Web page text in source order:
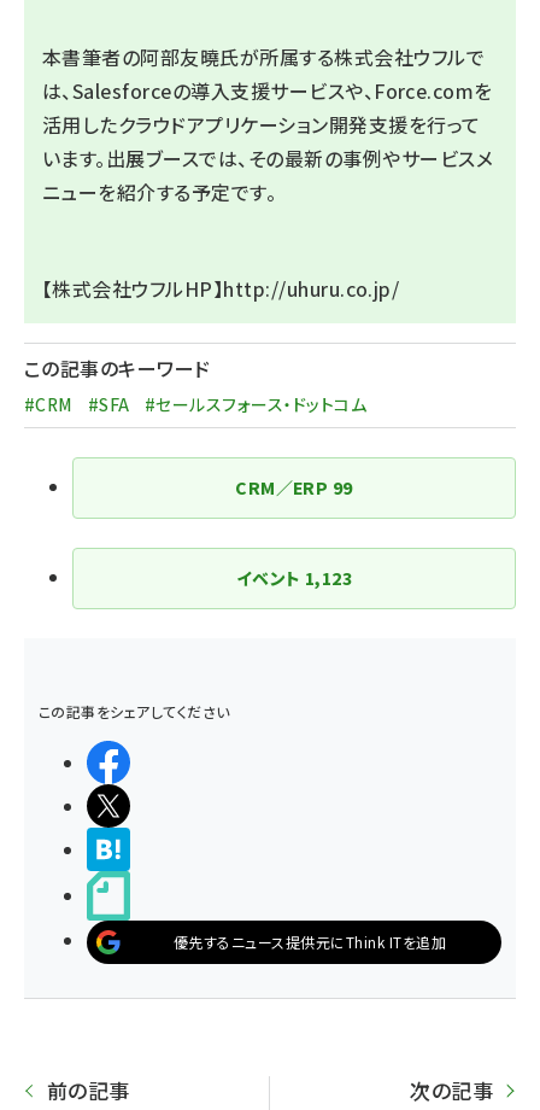
本書筆者の阿部友曉氏が所属する株式会社ウフルで
は、Salesforceの導入支援サービスや、Force.comを
活用したクラウドアプリケーション開発支援を行って
います。出展ブースでは、その最新の事例やサービスメ
ニューを紹介する予定です。
【株式会社ウフルHP】http://uhuru.co.jp/
この記事のキーワード
#CRM #SFA #セールスフォース・ドットコム
CRM／ERP 99
イベント 1,123
この記事をシェアしてください
優先するニュース提供元にThink ITを追加
前の記事 次の記事